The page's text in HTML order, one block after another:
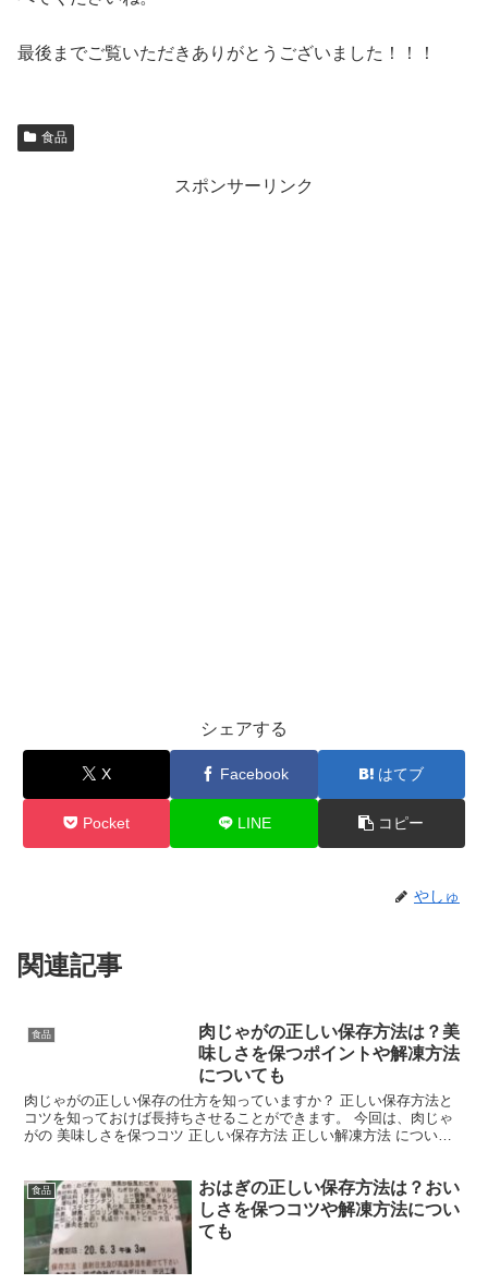
最後までご覧いただきありがとうございました！！！
食品
スポンサーリンク
シェアする
X Facebook はてブ
Pocket LINE コピー
やしゅ
関連記事
食品
肉じゃがの正しい保存方法は？美
味しさを保つポイントや解凍方法
についても
肉じゃがの正しい保存の仕方を知っていますか？ 正しい保存方法と
コツを知っておけば長持ちさせることができます。 今回は、肉じゃ
がの 美味しさを保つコツ 正しい保存方法 正しい解凍方法 について
食品
おはぎの正しい保存方法は？おい
しさを保つコツや解凍方法につい
ても